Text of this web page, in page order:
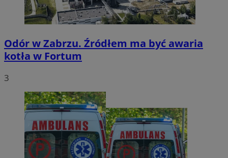
Odór w Zabrzu. Źródłem ma być awaria
kotła w Fortum
3